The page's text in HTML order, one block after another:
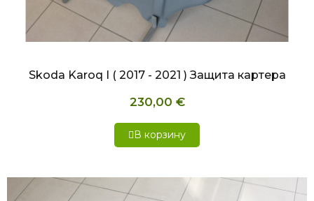
БЫСТРЫЙ ПРОСМОТР
Skoda Karoq I ( 2017 - 2021 ) Защита картера
230,00 €
В корзину